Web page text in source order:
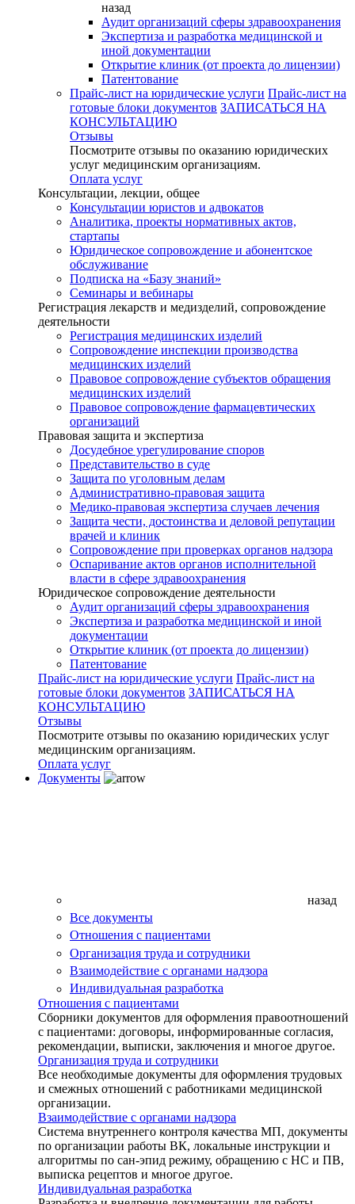
назад
Аудит организаций сферы здравоохранения
Экспертиза и разработка медицинской и
иной документации
Открытие клиник (от проекта до лицензии)
Патентование
Прайс-лист на юридические услуги Прайс-лист на
готовые блоки документов ЗАПИСАТЬСЯ НА
КОНСУЛЬТАЦИЮ
Отзывы
Посмотрите отзывы по оказанию юридических
услуг медицинским организациям.
Оплата услуг
Консультации, лекции, общее
Консультации юристов и адвокатов
Аналитика, проекты нормативных актов,
стартапы
Юридическое сопровождение и абонентское
обслуживание
Подписка на «Базу знаний»
Семинары и вебинары
Регистрация лекарств и медизделий, сопровождение
деятельности
Регистрация медицинских изделий
Сопровождение инспекции производства
медицинских изделий
Правовое сопровождение субъектов обращения
медицинских изделий
Правовое сопровождение фармацевтических
организаций
Правовая защита и экспертиза
Досудебное урегулирование споров
Представительство в суде
Защита по уголовным делам
Административно-правовая защита
Медико-правовая экспертиза случаев лечения
Защита чести, достоинства и деловой репутации
врачей и клиник
Сопровождение при проверках органов надзора
Оспаривание актов органов исполнительной
власти в сфере здравоохранения
Юридическое сопровождение деятельности
Аудит организаций сферы здравоохранения
Экспертиза и разработка медицинской и иной
документации
Открытие клиник (от проекта до лицензии)
Патентование
Прайс-лист на юридические услуги Прайс-лист на
готовые блоки документов ЗАПИСАТЬСЯ НА
КОНСУЛЬТАЦИЮ
Отзывы
Посмотрите отзывы по оказанию юридических услуг
медицинским организациям.
Оплата услуг
Документы
назад
Все документы
Отношения с пациентами
Организация труда и сотрудники
Взаимодействие с органами надзора
Индивидуальная разработка
Отношения с пациентами
Сборники документов для оформления правоотношений
с пациентами: договоры, информированные согласия,
рекомендации, выписки, заключения и многое другое.
Организация труда и сотрудники
Все необходимые документы для оформления трудовых
и смежных отношений с работниками медицинской
организации.
Взаимодействие с органами надзора
Система внутреннего контроля качества МП, документы
по организации работы ВК, локальные инструкции и
алгоритмы по сан-эпид режиму, обращению с НС и ПВ,
выписка рецептов и многое другое.
Индивидуальная разработка